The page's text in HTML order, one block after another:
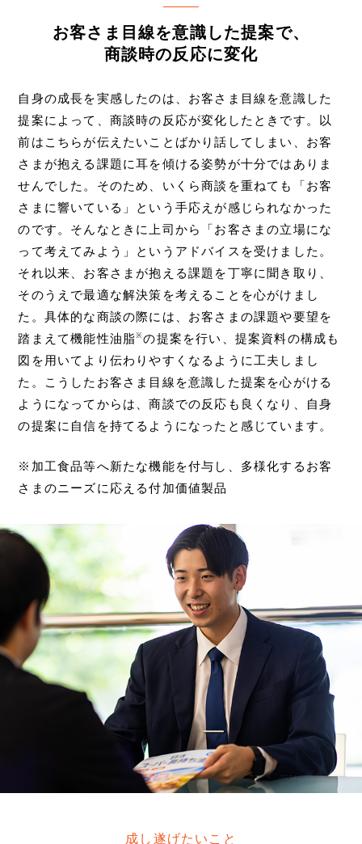
お客さま目線を意識した提案で、
商談時の反応に変化
自身の成長を実感したのは、お客さま目線を意識した
提案によって、商談時の反応が変化したときです。以
前はこちらが伝えたいことばかり話してしまい、お客
さまが抱える課題に耳を傾ける姿勢が十分ではありま
せんでした。そのため、いくら商談を重ねても「お客
さまに響いている」という手応えが感じられなかった
のです。そんなときに上司から「お客さまの立場にな
って考えてみよう」というアドバイスを受けました。
それ以来、お客さまが抱える課題を丁寧に聞き取り、
そのうえで最適な解決策を考えることを心がけまし
た。具体的な商談の際には、お客さまの課題や要望を
踏まえて機能性油脂※ の提案を行い、提案資料の構成も
図を用いてより伝わりやすくなるように工夫しまし
た。こうしたお客さま目線を意識した提案を心がける
ようになってからは、商談での反応も良くなり、自身
の提案に自信を持てるようになったと感じています。
※加工食品等へ新たな機能を付与し、多様化するお客
さまのニーズに応える付加価値製品
成し遂げたいこと